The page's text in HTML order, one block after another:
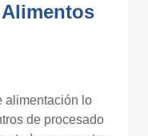
alimentación lo
de procesado